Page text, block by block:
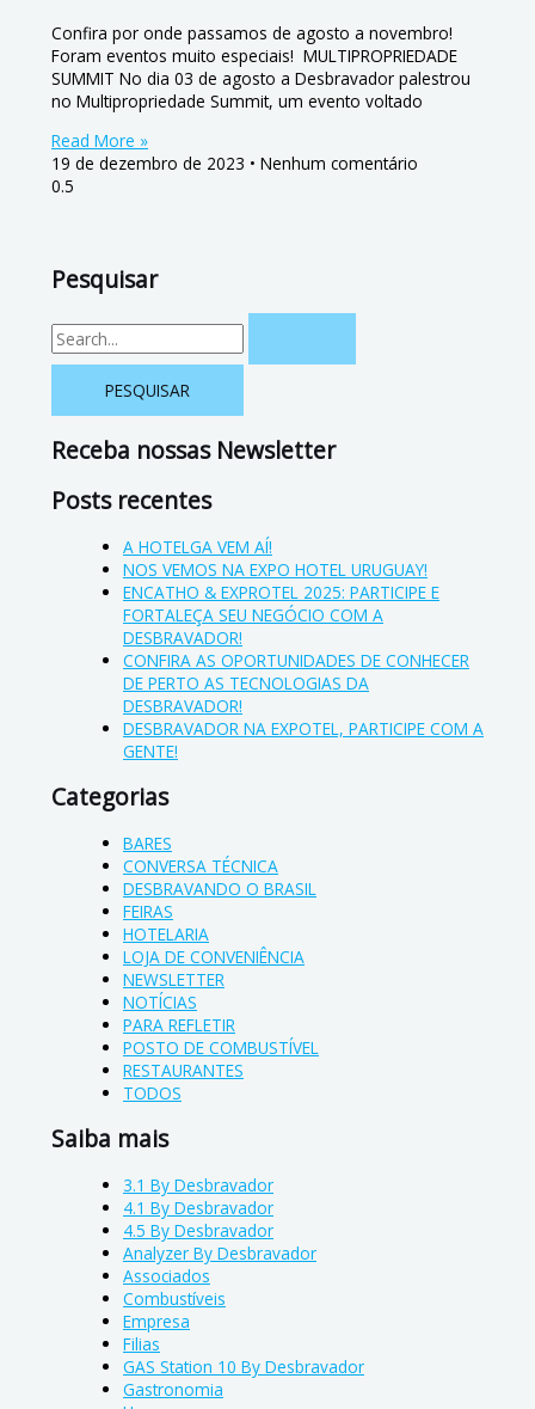
Confira por onde passamos de agosto a novembro!
Foram eventos muito especiais! MULTIPROPRIEDADE
SUMMIT No dia 03 de agosto a Desbravador palestrou
no Multipropriedade Summit, um evento voltado
Read More »
19 de dezembro de 2023
Nenhum comentário
Pesquisar
Receba nossas Newsletter
Posts recentes
A HOTELGA VEM AÍ!
NOS VEMOS NA EXPO HOTEL URUGUAY!
ENCATHO & EXPROTEL 2025: PARTICIPE E
FORTALEÇA SEU NEGÓCIO COM A
DESBRAVADOR!
CONFIRA AS OPORTUNIDADES DE CONHECER
DE PERTO AS TECNOLOGIAS DA
DESBRAVADOR!
DESBRAVADOR NA EXPOTEL, PARTICIPE COM A
GENTE!
Categorias
BARES
CONVERSA TÉCNICA
DESBRAVANDO O BRASIL
FEIRAS
HOTELARIA
LOJA DE CONVENIÊNCIA
NEWSLETTER
NOTÍCIAS
PARA REFLETIR
POSTO DE COMBUSTÍVEL
RESTAURANTES
TODOS
Saiba mais
3.1 By Desbravador
4.1 By Desbravador
4.5 By Desbravador
Analyzer By Desbravador
Associados
Combustíveis
Empresa
Filias
GAS Station 10 By Desbravador
Gastronomia